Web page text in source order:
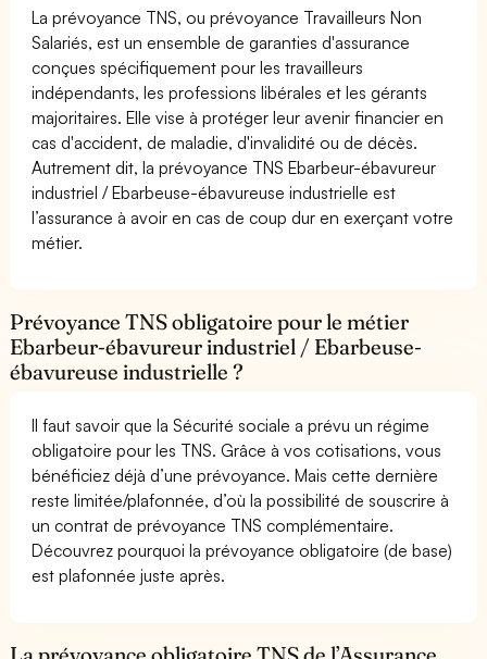
La prévoyance TNS, ou prévoyance Travailleurs Non
Salariés, est un ensemble de garanties d'assurance
conçues spécifiquement pour les travailleurs
indépendants, les professions libérales et les gérants
majoritaires. Elle vise à protéger leur avenir financier en
cas d'accident, de maladie, d'invalidité ou de décès.
Autrement dit, la prévoyance TNS Ebarbeur-ébavureur
industriel / Ebarbeuse-ébavureuse industrielle est
l’assurance à avoir en cas de coup dur en exerçant votre
métier.
Prévoyance TNS obligatoire pour le métier
Ebarbeur-ébavureur industriel / Ebarbeuse-
ébavureuse industrielle ?
Il faut savoir que la Sécurité sociale a prévu un régime
obligatoire pour les TNS. Grâce à vos cotisations, vous
bénéficiez déjà d’une prévoyance. Mais cette dernière
reste limitée/plafonnée, d’où la possibilité de souscrire à
un contrat de prévoyance TNS complémentaire.
Découvrez pourquoi la prévoyance obligatoire (de base)
est plafonnée juste après.